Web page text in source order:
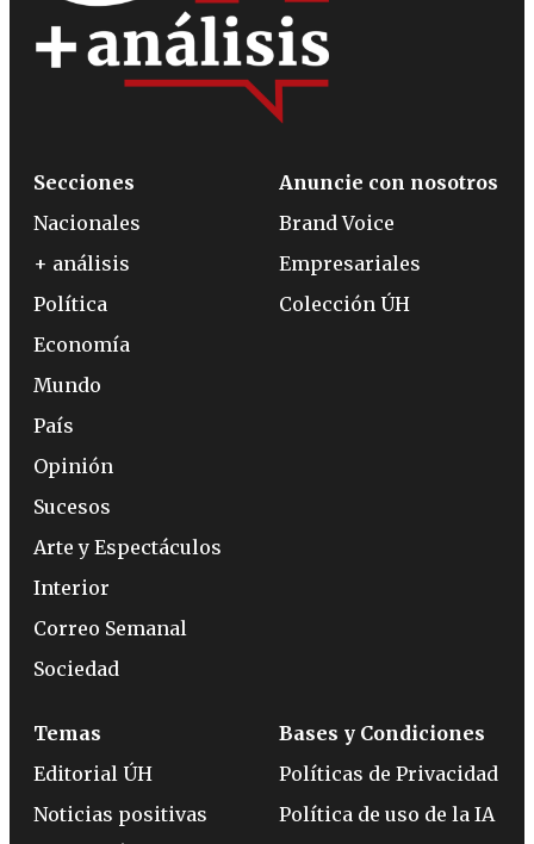
Secciones
Nacionales
+ análisis
Política
Economía
Mundo
País
Opinión
Sucesos
Arte y Espectáculos
Interior
Correo Semanal
Sociedad
Anuncie con nosotros
Brand Voice
Empresariales
Colección ÚH
Temas
Editorial ÚH
Noticias positivas
Bases y Condiciones
Políticas de Privacidad
Política de uso de la IA